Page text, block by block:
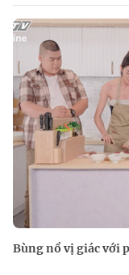
Bùng nổ vị giác với